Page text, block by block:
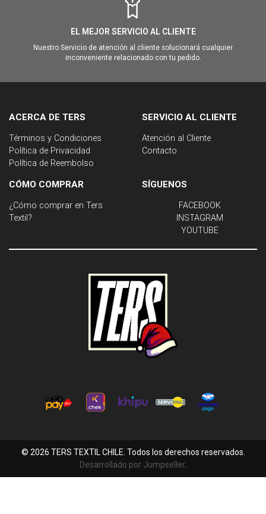
EL MEJOR SERVICIO AL CLIENTE
Nuestro Servicio de atención al cliente solucionará cualquier
inconveniente relacionado con tu pedido.
ACERCA DE TERS
Términos y Condiciones
Política de Privacidad
Política de Reembolso
SERVICIO AL CLIENTE
Atención al Cliente
Contacto
CÓMO COMPRAR
¿Cómo comprar en Ters
Textil?
SÍGUENOS
FACEBOOK
INSTAGRAM
YOUTUBE
© 2026 TERS TEXTIL CHILE. Todos los derechos reservados.
Desarrollado por Jumpseller.